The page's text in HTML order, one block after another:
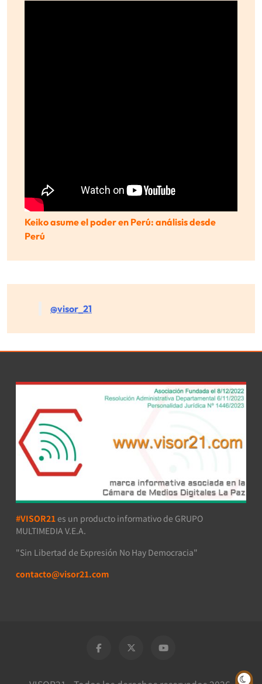
Keiko asume el poder en Perú: análisis desde
Perú
@visor_21
#VISOR21 es un producto informativo de GRUPO
MULTIMEDIA V.E.A.
"Sin Libertad de Expresión No Hay Democracia"
contacto@visor21.com